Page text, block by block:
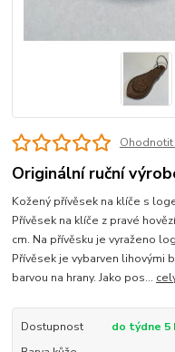
Originální ruční
Kožený přívěsek na klíče s
Přívěsek na klíče z pravé
cm. Na přívěsku je vyraženo
Přívěsek je vybarven lihovými
barvou na hrany. Jako pos...
Dostupnost
do týdne 5